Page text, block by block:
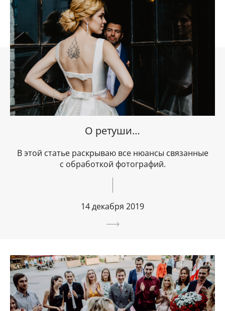
О ретуши…
В этой статье раскрываю все нюансы связанные
с обработкой фотографий.
14 декабря 2019